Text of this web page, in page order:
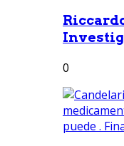
0